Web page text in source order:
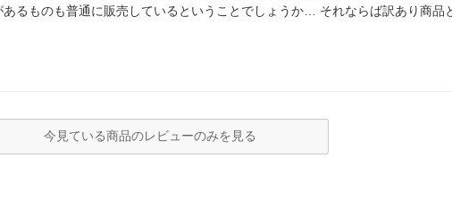
るものも普通に販売しているということでしょうか… それならば訳あり商品
今見ている商品のレビューのみを見る